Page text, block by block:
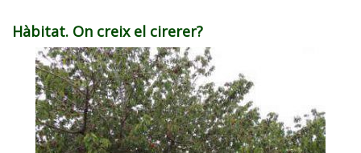
Hàbitat. On creix el cirerer?